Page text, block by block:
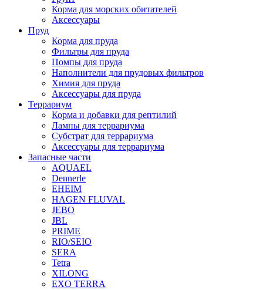
Корма для морских обитателей
Аксессуары
Пруд
Корма для пруда
Фильтры для пруда
Помпы для пруда
Наполнители для прудовых фильтров
Химия для пруда
Аксессуары для пруда
Террариум
Корма и добавки для рептилий
Лампы для террариума
Субстрат для террариума
Аксессуары для террариума
Запасные части
AQUAEL
Dennerle
EHEIM
HAGEN FLUVAL
JEBO
JBL
PRIME
RIO/SEIO
SERA
Tetra
XILONG
EXO TERRA